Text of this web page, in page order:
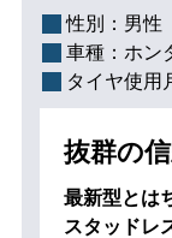
性別： 男性
車種： ホン
タイヤ使用
抜群の
最新型とは
スタッドレ